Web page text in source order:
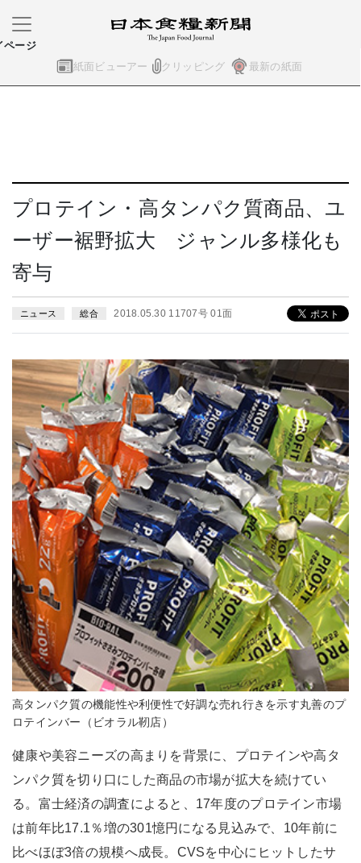
紙面ビューアー クリッピング 最新の紙面
ページ
プロテイン・高タンパク質商品、ユ
ーザー裾野拡大 ジャンル多様化も
寄与
ニュース 総合 2018.05.30 11707号 01面
高タンパク質の機能性や利便性で好調な売れ行きを示す丸善のプ
ロテインバー（ビオラル靭店）
健康や美容ニーズの高まりを背景に、プロテインや高タ
ンパク質を切り口にした商品の市場が拡大を続けてい
る。富士経済の調査によると、17年度のプロテイン市場
は前年比17.1％増の301憶円になる見込みで、10年前に
比べほぼ3倍の規模へ成長。CVSを中心にヒットしたサ